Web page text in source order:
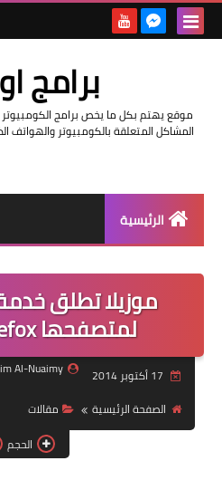
برامج
موقع يهتم بكل ما يخص برامج الكومبيوتر
المشاكل المتعلقة بالكومبيوتر والهواتف
الرئيسية
موزيلا تطلق
لمتصفحها Mozilla Firefox
Al-Nuaimy
الصفحة الرئيسية
مقالات
الحجم